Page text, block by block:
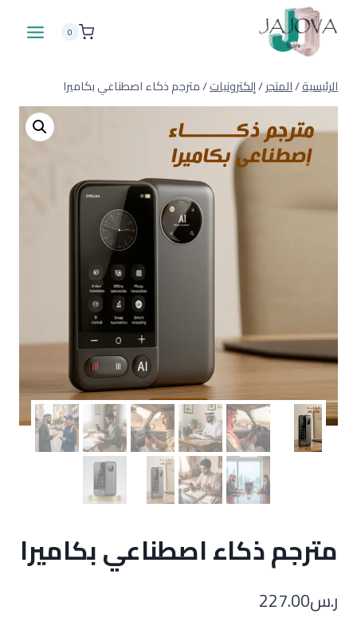
المحتوى
0
الرئيسية/المتجر/إلكترونيات/مترجم ذكاء اصطناعي بكاميرا
مترجم ذكاء اصطناعي بكاميرا
ر.س227.00